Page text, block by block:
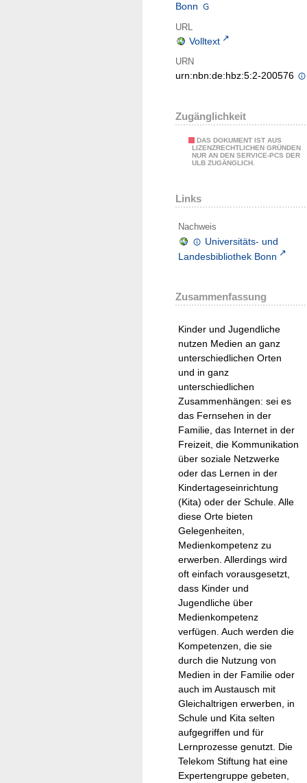
Bonn
URL
Volltext
URN
urn:nbn:de:hbz:5:2-200576
Zugänglichkeit
DAS DOKUMENT IST AUS
LIZENZRECHTLICHEN GRÜNDEN
NUR AN DEN SERVICE-PCS DER
ULB ZUGÄNGLICH.
Links
Nachweis
Universitäts- und
Landesbibliothek Bonn
Zusammenfassung
Kinder und Jugendliche
nutzen Medien an ganz
unterschiedlichen Orten
und in ganz
unterschiedlichen
Zusammenhängen: sei es
das Fernsehen in der
Familie, das Internet in der
Freizeit, die Kommunikation
über soziale Netzwerke
oder das Lernen in der
Kindertageseinrichtung
(Kita) oder der Schule. Alle
diese Orte bieten
Gelegenheiten,
Medienkompetenz zu
erwerben. Allerdings wird
oft einfach vorausgesetzt,
dass Kinder und
Jugendliche über
Medienkompetenz
verfügen. Auch werden die
Kompetenzen, die sie
durch die Nutzung von
Medien in der Familie oder
auch im Austausch mit
Gleichaltrigen erwerben, in
Schule und Kita selten
aufgegriffen und für
Lernprozesse genutzt. Die
Telekom Stiftung hat eine
Expertengruppe gebeten,